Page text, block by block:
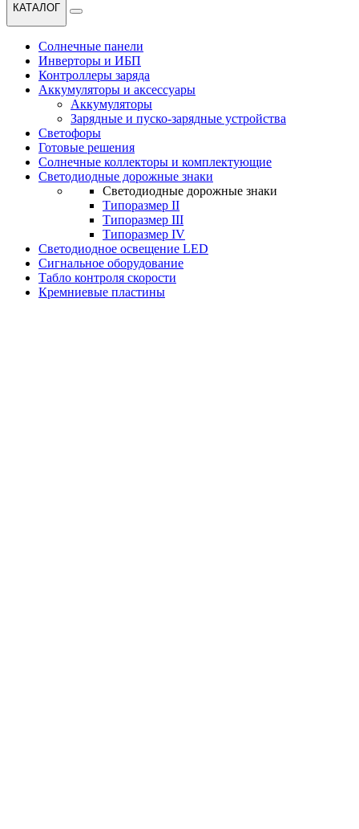
КАТАЛОГ
Солнечные панели
Инверторы и ИБП
Контроллеры заряда
Аккумуляторы и аксессуары
Аккумуляторы
Зарядные и пуско-зарядные устройства
Светофоры
Готовые решения
Солнечные коллекторы и комплектующие
Светодиодные дорожные знаки
Светодиодные дорожные знаки
Типоразмер II
Типоразмер III
Типоразмер IV
Светодиодное освещение LED
Сигнальное оборудование
Табло контроля скорости
Кремниевые пластины